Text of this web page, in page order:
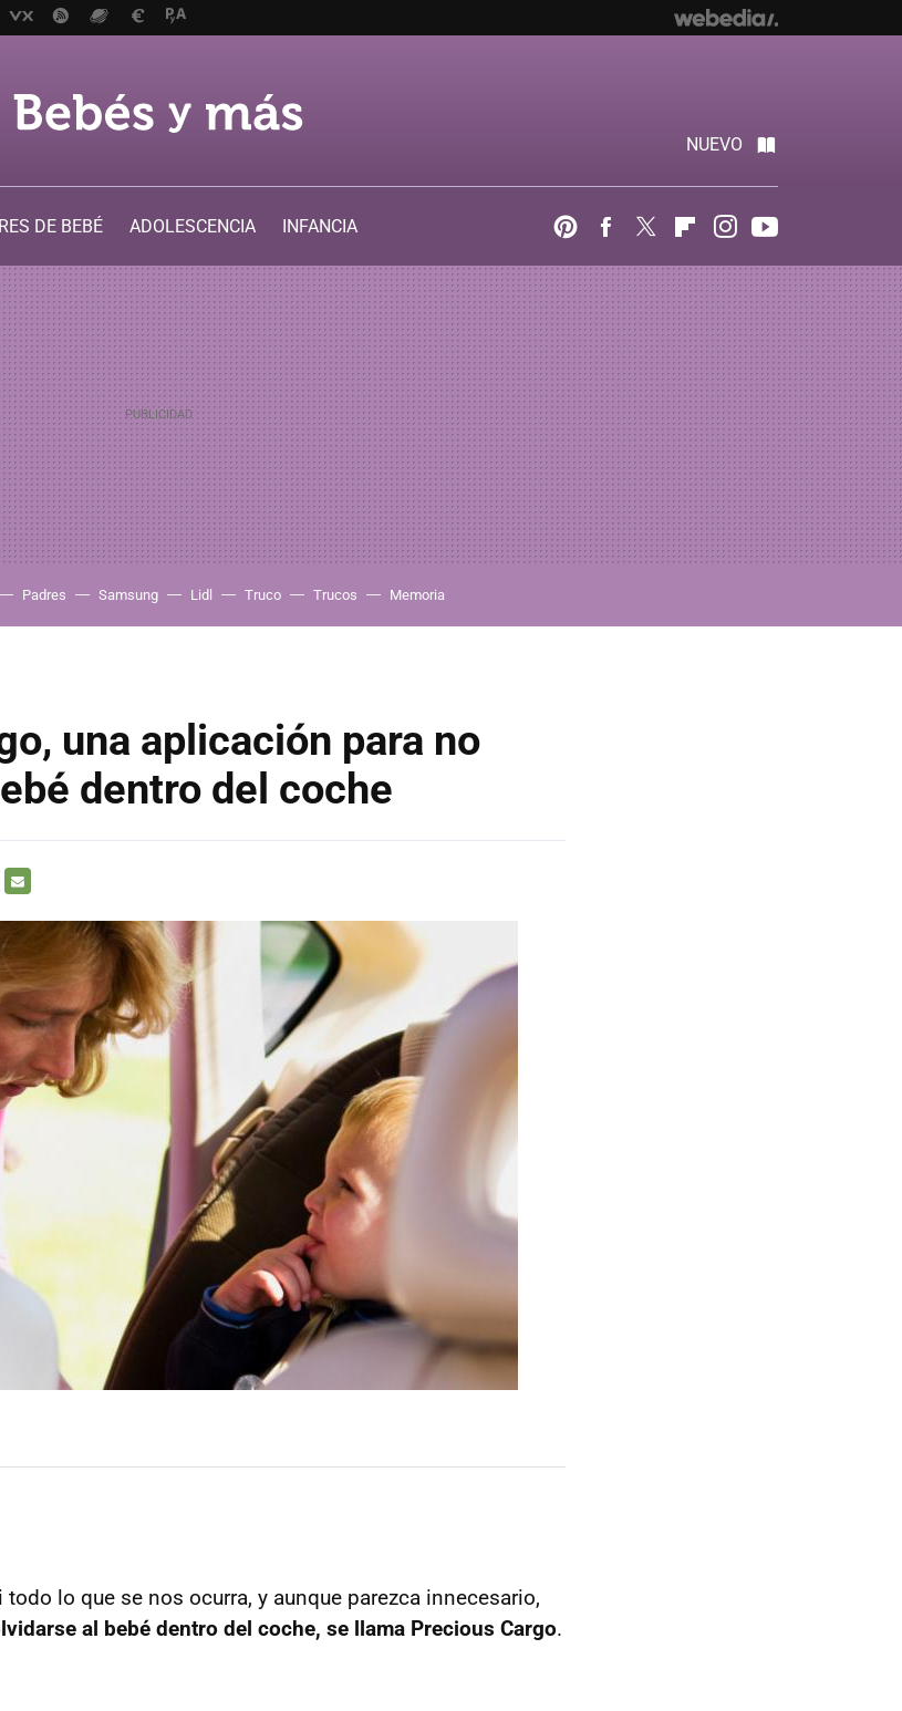
NUEVO
DE BEBÉ ADOLESCENCIA
INFANCIA
PinterestFacebook
Twitter FlipboardInstagram
Padres Samsung Lidl Truco Trucos Memoria
una aplicación para no
dentro del coche
lo que se nos ocurra, y aunque parezca innecesario,
al bebé dentro del coche, se llama Precious Cargo.